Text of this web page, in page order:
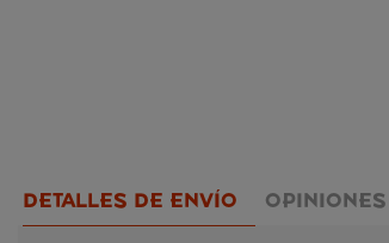
DETALLES DE ENVÍO OPINIONES